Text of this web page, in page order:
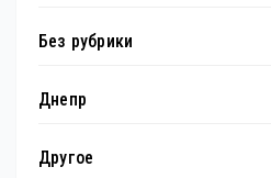
Без рубрики
Днепр
Другое